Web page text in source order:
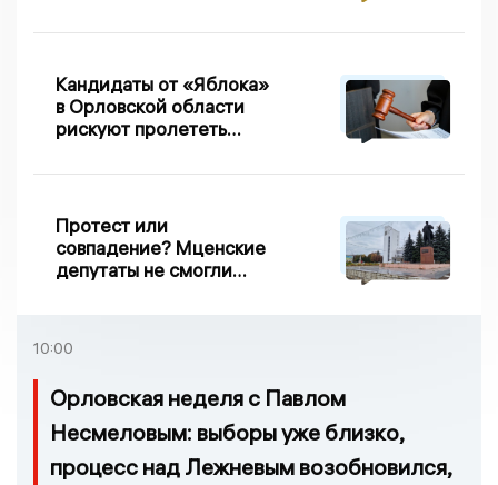
Кандидаты от «Яблока»
в Орловской области
рискуют пролететь
Протест или
совпадение? Мценские
депутаты не смогли
10:00
Орловская неделя с Павлом
Несмеловым: выборы уже близко,
процесс над Лежневым возобновился,